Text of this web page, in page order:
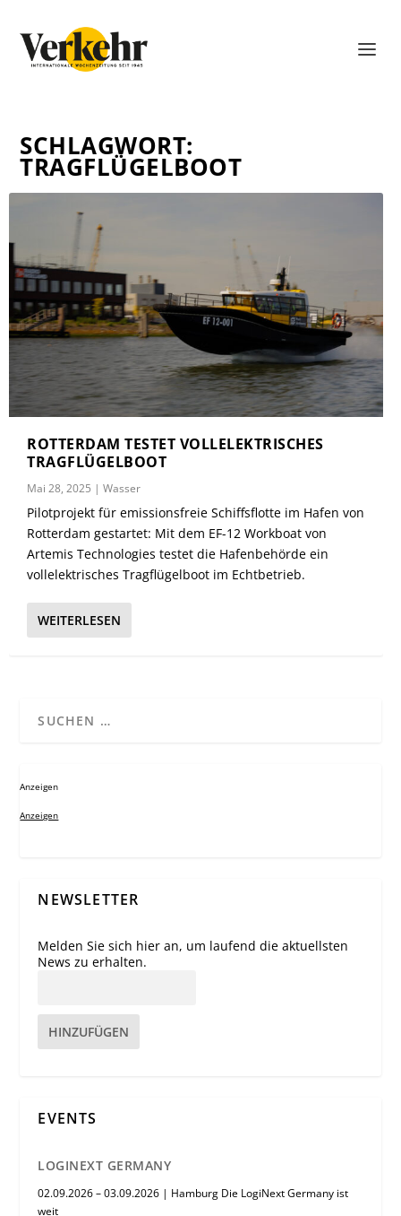
SCHLAGWORT:
TRAGFLÜGELBOOT
ROTTERDAM TESTET VOLLELEKTRISCHES
TRAGFLÜGELBOOT
Mai 28, 2025 |Wasser
Pilotprojekt für emissionsfreie Schiffsflotte im Hafen von
Rotterdam gestartet: Mit dem EF-12 Workboat von
Artemis Technologies testet die Hafenbehörde ein
vollelektrisches Tragflügelboot im Echtbetrieb.
WEITERLESEN
Anzeigen
Anzeigen
NEWSLETTER
Melden Sie sich hier an, um laufend die aktuellsten
News zu erhalten.
HINZUFÜGEN
EVENTS
LOGINEXT GERMANY
02.09.2026 – 03.09.2026 | Hamburg Die LogiNext Germany ist
weit